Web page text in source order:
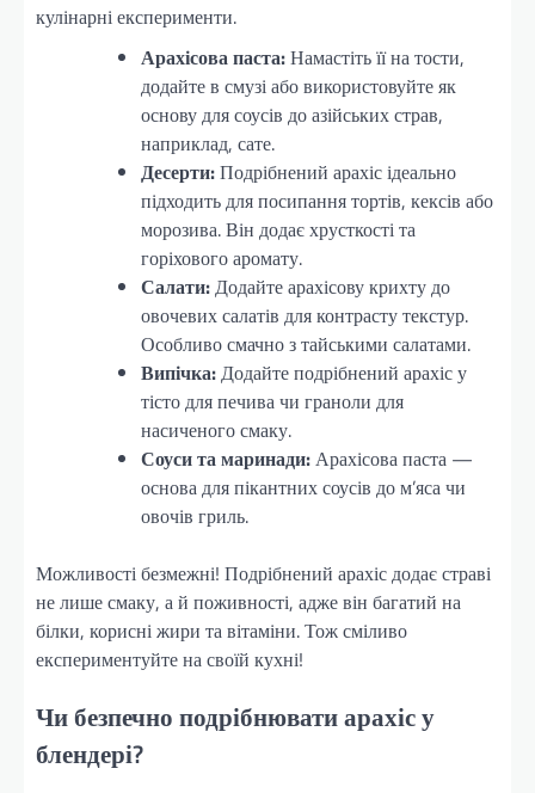
кулінарні експерименти.
Арахісова паста:Намастіть її на тости,
додайте в смузі або використовуйте як
основу для соусів до азійських страв,
наприклад, сате.
Десерти:Подрібнений арахіс ідеально
підходить для посипання тортів, кексів або
морозива. Він додає хрусткості та
горіхового аромату.
Салати:Додайте арахісову крихту до
овочевих салатів для контрасту текстур.
Особливо смачно з тайськими салатами.
Випічка:Додайте подрібнений арахіс у
тісто для печива чи граноли для
насиченого смаку.
Соуси та маринади:Арахісова паста —
основа для пікантних соусів до м’яса чи
овочів гриль.
Можливості безмежні! Подрібнений арахіс додає страві
не лише смаку, а й поживності, адже він багатий на
білки, корисні жири та вітаміни. Тож сміливо
експериментуйте на своїй кухні!
Чи безпечно подрібнювати арахіс у
блендері?